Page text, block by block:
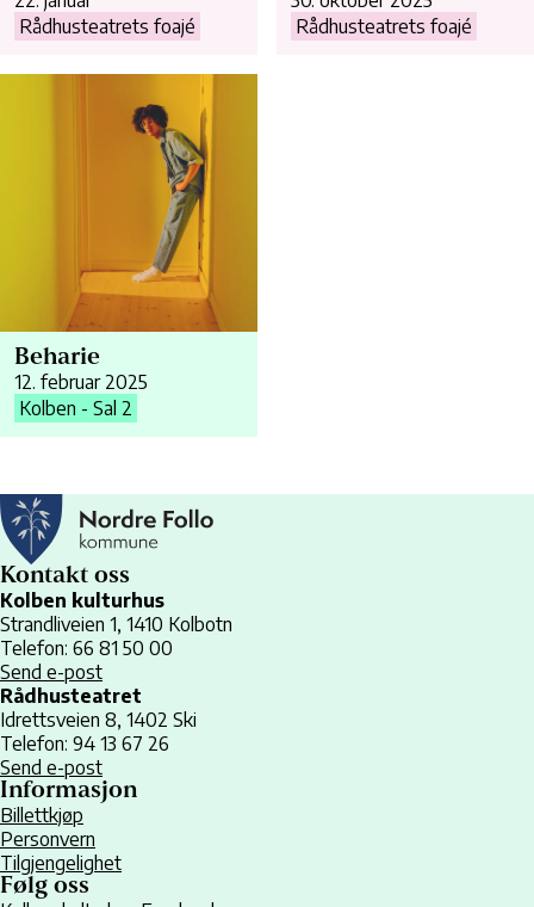
Rådhusteatrets foajé
Rådhusteatrets foajé
Beharie
12. februar 2025
Kolben - Sal 2
Kontakt oss
Kolben kulturhus
Strandliveien 1, 1410 Kolbotn
Telefon: 66 81 50 00
Send e-post
Rådhusteatret
Idrettsveien 8, 1402 Ski
Telefon: 94 13 67 26
Send e-post
Informasjon
Billettkjøp
Personvern
Tilgjengelighet
Følg oss